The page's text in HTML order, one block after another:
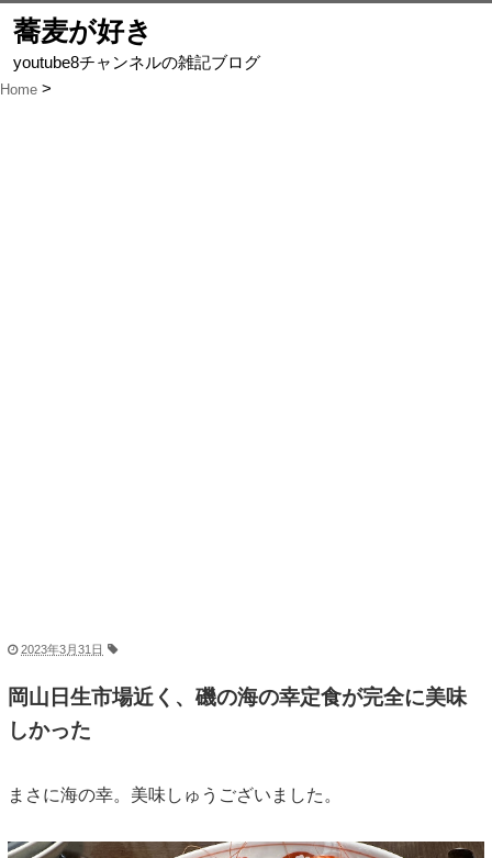
蕎麦が好き
youtube8チャンネルの雑記ブログ
Home
2023年3月31日
岡山日生市場近く、磯の海の幸定食が完全に美味
しかった
まさに海の幸。美味しゅうございました。